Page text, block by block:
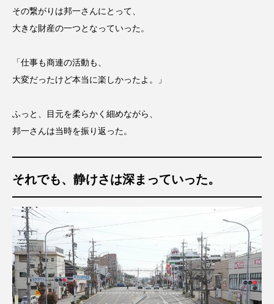
その繋がりは邦一さんにとって、
大きな財産の一つとなっていった。
「仕事も商連の活動も、
大変だったけど本当に楽しかったよ。」
ふっと、目元を柔らかく細めながら、
邦一さんは当時を振り返った。
それでも、静けさは深まっていった。